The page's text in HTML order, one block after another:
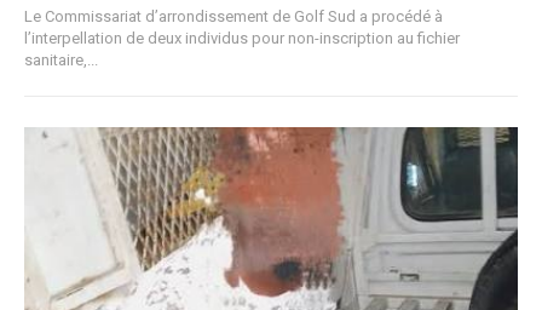
Le Commissariat d’arrondissement de Golf Sud a procédé à
l’interpellation de deux individus pour non-inscription au fichier
sanitaire,...